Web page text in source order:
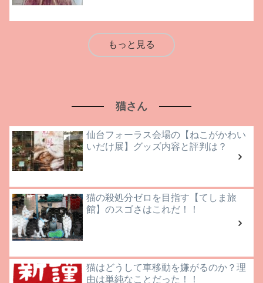
もっと見る
猫さん
仙台フォーラス会場の【ねこがかわい
いだけ展】グッズ内容と評判は？
猫の殺処分ゼロを目指す【てしま旅
館】のスゴさはこれだ！！
猫はどうして車移動を嫌がるのか？理
由は単純なことだった！！